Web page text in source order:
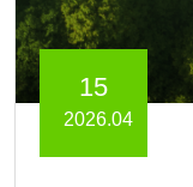
15
2026.04